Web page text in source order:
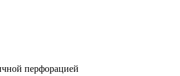
перфорацией